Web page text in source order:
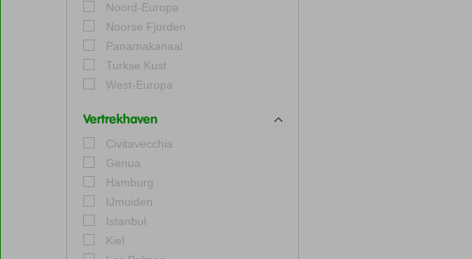
Noord-Europa
Noorse Fjorden
Panamakanaal
Turkse Kust
West-Europa
Vertrekhaven
Civitavecchia
Genua
Hamburg
IJmuiden
Istanbul
Kiel